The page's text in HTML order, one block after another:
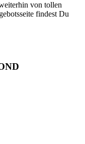
von tollen
findest Du